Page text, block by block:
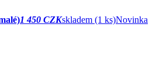
1 450 CZKskladem (1 ks)Novinka